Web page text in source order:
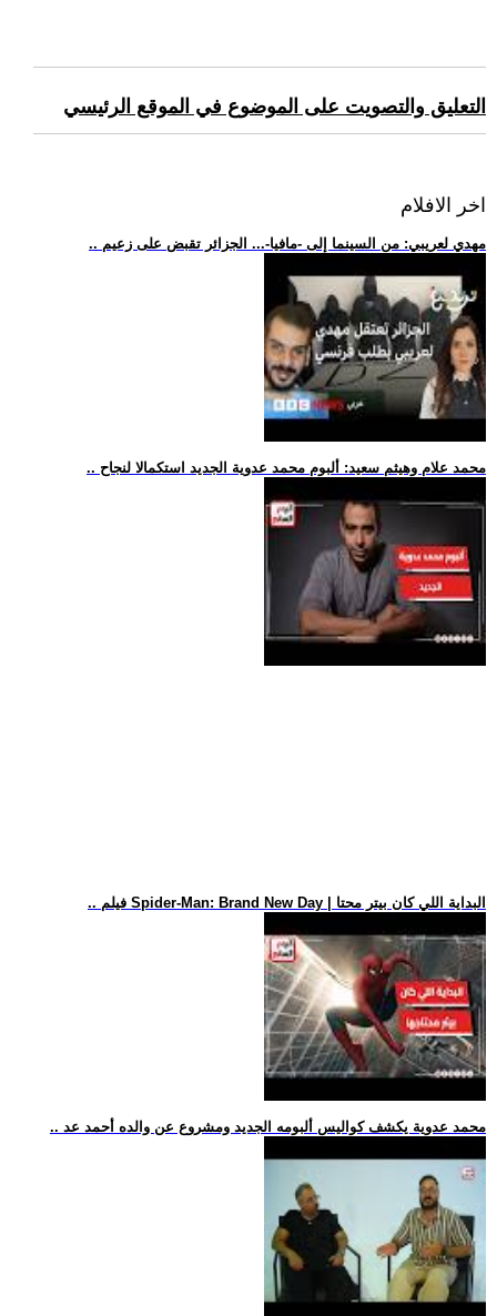
التعليق والتصويت على الموضوع في الموقع الرئيسي
اخر الافلام
.. مهدي لعريبي: من السينما إلى -مافيا-... الجزائر تقبض على زعيم
.. محمد علام وهيثم سعيد: ألبوم محمد عدوية الجديد استكمالا لنجاح
.. فيلم Spider-Man: Brand New Day | البداية اللي كان بيتر محتا
.. محمد عدوية يكشف كواليس ألبومه الجديد ومشروع عن والده أحمد عد